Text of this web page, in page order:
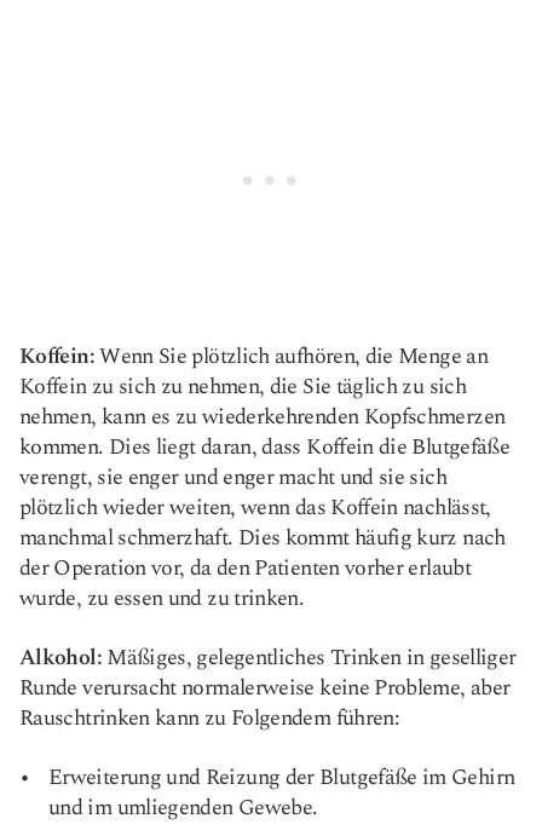
Koffein:Wenn Sie plötzlich aufhören, die Menge an
Koffein zu sich zu nehmen, die Sie täglich zu sich
nehmen, kann es zu wiederkehrenden Kopfschmerzen
kommen. Dies liegt daran, dass Koffein die Blutgefäße
verengt, sie enger und enger macht und sie sich
plötzlich wieder weiten, wenn das Koffein nachlässt,
manchmal schmerzhaft. Dies kommt häufig kurz nach
der Operation vor, da den Patienten vorher erlaubt
wurde, zu essen und zu trinken.
Alkohol:Mäßiges, gelegentliches Trinken in geselliger
Runde verursacht normalerweise keine Probleme, aber
Rauschtrinken kann zu Folgendem führen:
Erweiterung und Reizung der Blutgefäße im Gehirn
und im umliegenden Gewebe.